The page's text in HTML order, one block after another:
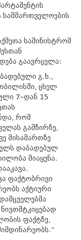
სამმართველოების
სამინისტრომ
გაავრცელა:
გ.ხ.,
ცხელ
7–დან 15
რომ
გამზირზე,
მისამართზე
დაბადებულ
მიაყენა.
ფაქტობრივი
აქტიური
ფაქტზე,